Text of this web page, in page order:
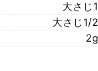
大さじ1
大さじ1/2
2g